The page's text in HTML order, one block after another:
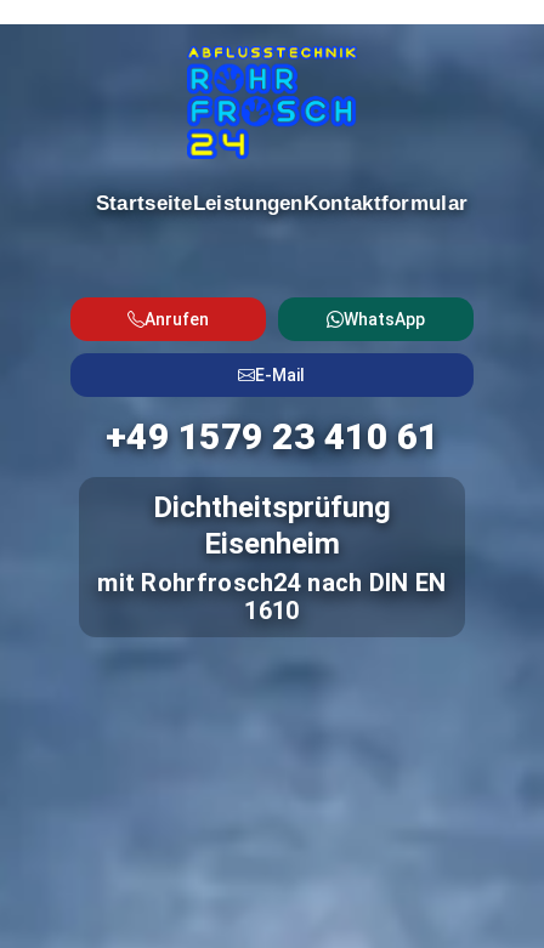
StartseiteLeistungenKontaktformular
Anrufen WhatsApp
E-Mail
+49 1579 23 410 61
Dichtheitsprüfung
Eisenheim
mit Rohrfrosch24 nach DIN EN
1610